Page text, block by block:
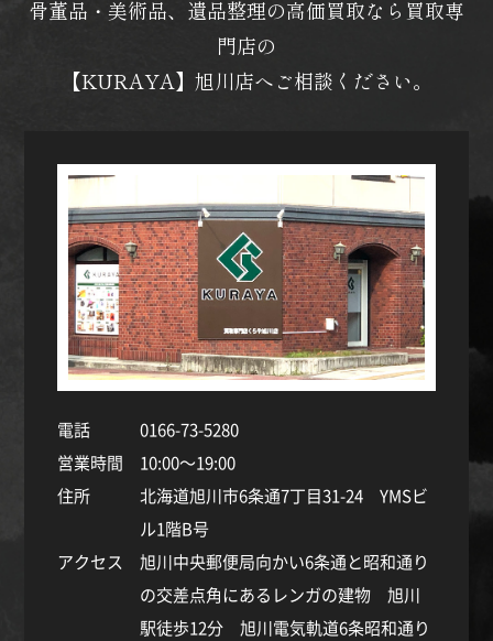
骨董品・美術品、遺品整理の高価買取なら買取専
門店の
【KURAYA】旭川店へご相談ください。
電話
0166-73-5280
営業時間
10:00～19:00
住所
北海道旭川市6条通7丁目31-24 YMSビ
ル1階B号
アクセス
旭川中央郵便局向かい6条通と昭和通り
の交差点角にあるレンガの建物 旭川
駅徒歩12分 旭川電気軌道6条昭和通り